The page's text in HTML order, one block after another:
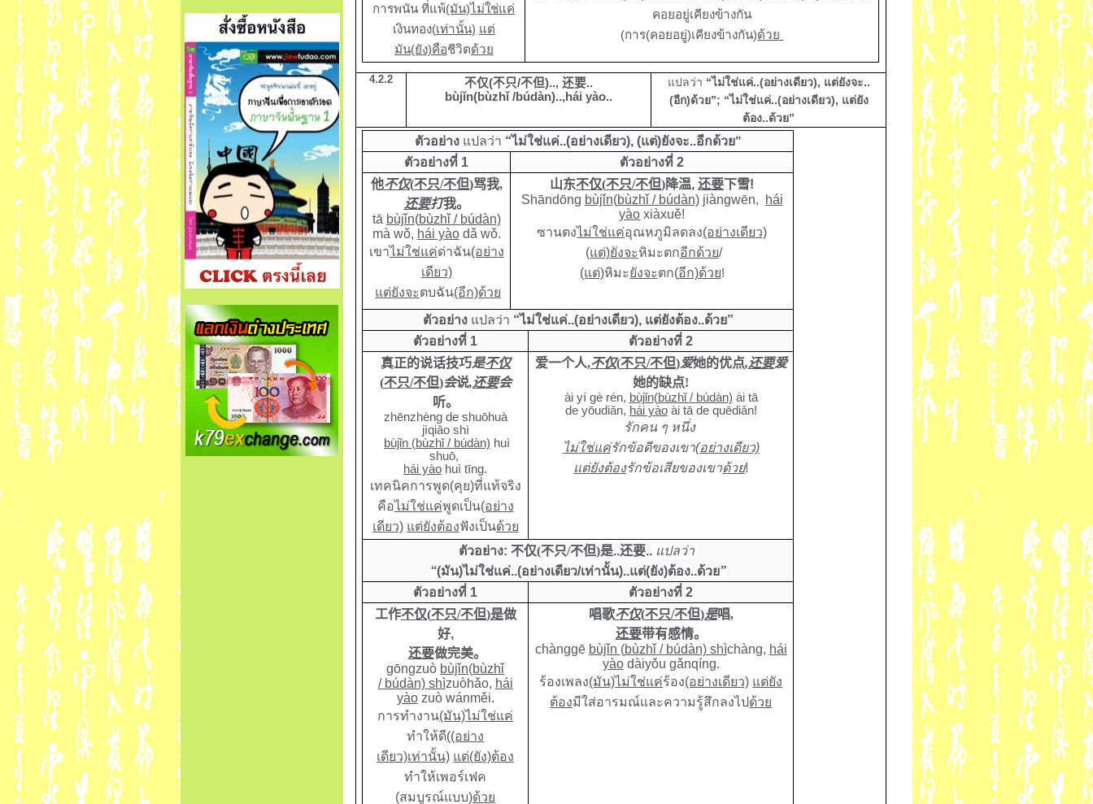
การพนัน ที่แพ้(มัน)ไม่ใช่แค่
เงินทอง(เท่านั้น) แต่
มัน(ยัง)คือชีวิตด้วย
คอยอยู่เคียงข้างกัน
(การ(คอยอยู่)เคียงข้างกัน)ด้วย
4.2.2 不仅(不只/不但).., 还要..
bùjǐn(bùzhǐ /búdàn)..,hái yào..
แปลว่า “ไม่ใช่แค่..(อย่างเดียว), แต่ยังจะ..
(อีก)ด้วย”; “ไม่ใช่แค่..(อย่างเดียว), แต่ยัง
ต้อง..ด้วย”
ตัวอย่าง แปลว่า “ไม่ใช่แค่..(อย่างเดียว), (แต่)ยังจะ..อีกด้วย”
ตัวอย่างที่ 1
ตัวอย่างที่ 2
他不仅(不只/不但)骂我,
还要打我。
tā bùjǐn(bùzhǐ / búdàn)
mà wǒ, hái yàodǎ wǒ.
เขาไม่ใช่แค่ด่าฉัน(อย่าง
เดียว)
แต่ยังจะตบฉัน(อีก)ด้วย
山东不仅(不只/不但)降温,还要下雪!
Shāndōng bùjǐn(bùzhǐ / búdàn) jiàngwēn,
hái
yào xiàxuě!
ซานตงไม่ใช่แค่อุณหภูมิลดลง(อย่างเดียว)
(แต่)ยังจะหิมะตกอีกด้วย/
(แต่)หิมะยังจะตก(อีก)ด้วย!
ตัวอย่าง แปลว่า “ไม่ใช่แค่..(อย่างเดียว), แต่ยังต้อง..ด้วย”
ตัวอย่างที่ 1
ตัวอย่างที่ 2
真正的说话技巧是不仅
(不只/不但)会说,还要会
听。
zhēnzhèng de shuōhuà
jìqiǎo shì
bùjǐn (bùzhǐ/ búdàn) huì
shuō,
hái yào huì tīng.
เทคนิคการพูด(คุย)ที่แท้จริง
คือไม่ใช่แค่พูดเป็น(อย่าง
เดียว) แต่ยังต้องฟังเป็นด้วย
爱一个人,不仅(不只/不但)爱她的优点,还要爱
她的缺点!
ài yí gè rén, bùjǐn(bùzhǐ/ búdàn) ài tā
de yōudiǎn, hái yàoài tā de quēdiǎn!
รักคน ๆ หนึ่ง
ไม่ใช่แค่รักข้อดีของเขา(อย่างเดียว)
แต่ยังต้องรักข้อเสียของเขาด้วย!
ตัวอย่าง: 不仅(不只/不但)是..还要..แปลว่า
“(มัน)ไม่ใช่แค่..(อย่างเดียว/เท่านั้น)..แต่(ยัง)ต้อง..ด้วย”
ตัวอย่างที่ 1
ตัวอย่างที่ 2
工作不仅(不只/不但)是做
好,
还要做完美。
gōngzuò bùjǐn(bùzhǐ
/ búdàn)shìzuòhǎo, hái
yàozuò wánměi.
การทำงาน(มัน)ไม่ใช่แค่
ทำให้ดี((อย่าง
เดียว)เท่านั้น) แต่(ยัง)ต้อง
ทำให้เพอร์เฟค
(สมบูรณ์แบบ)ด้วย
唱歌不仅(不只/不但)是唱,
还要带有感情。
chànggē bùjǐn (bùzhǐ / búdàn) shìchàng, hái
yàodàiyǒu gǎnqíng.
ร้องเพลง(มัน)ไม่ใช่แค่ร้อง(อย่างเดียว) แต่ยัง
ต้องมีใส่อารมณ์และความรู้สึกลงไปด้วย